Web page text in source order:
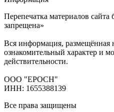
Перепечатка материалов
запрещена»
Вся информация, размещённая
ознакомительный характер и
действительности.
ООО "ЕРОСН"
ИНН: 1655388139
Все права защищены